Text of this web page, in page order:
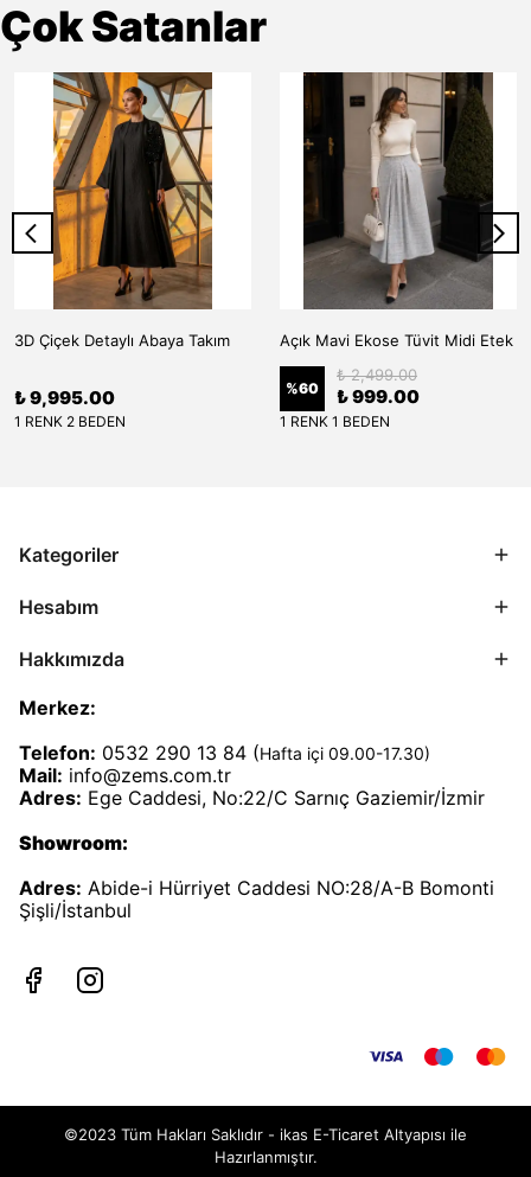
Çok Satanlar
3D Çiçek Detaylı Abaya Takım
₺ 9,995.00
1 RENK 2 BEDEN
Açık Mavi Ekose Tüvit Midi Etek
%60
₺ 2,499.00
₺ 999.00
1 RENK 1 BEDEN
Kategoriler
Hesabım
Hakkımızda
Merkez:
Telefon: 0532 290 13 84 (Hafta içi 09.00-17.30)
Mail: info@zems.com.tr
Adres: Ege Caddesi, No:22/C Sarnıç Gaziemir/İzmir
Showroom:
Adres: Abide-i Hürriyet Caddesi NO:28/A-B Bomonti
Şişli/İstanbul
©2023 Tüm Hakları Saklıdır - ikas E-Ticaret Altyapısı ile
Hazırlanmıştır.